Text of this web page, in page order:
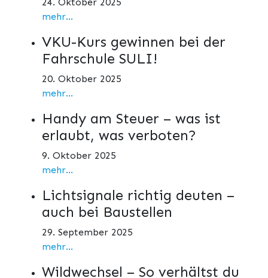
mehr...
VKU-Kurs gewinnen bei der
Fahrschule SULI!
20. Oktober 2025
mehr...
Handy am Steuer – was ist
erlaubt, was verboten?
9. Oktober 2025
mehr...
Lichtsignale richtig deuten –
auch bei Baustellen
29. September 2025
mehr...
Wildwechsel – So verhältst du